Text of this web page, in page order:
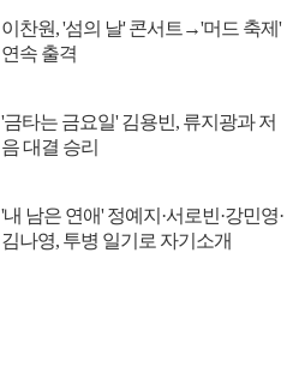
이찬원, '섬의 날' 콘서트→'머드 축제'
연속 출격
'금타는 금요일' 김용빈, 류지광과 저
음 대결 승리
'내 남은 연애' 정예지·서로빈·강민영·
김나영, 투병 일기로 자기소개